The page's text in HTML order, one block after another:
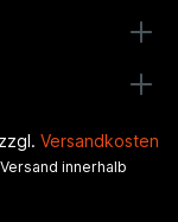
Versandkosten
innerhalb